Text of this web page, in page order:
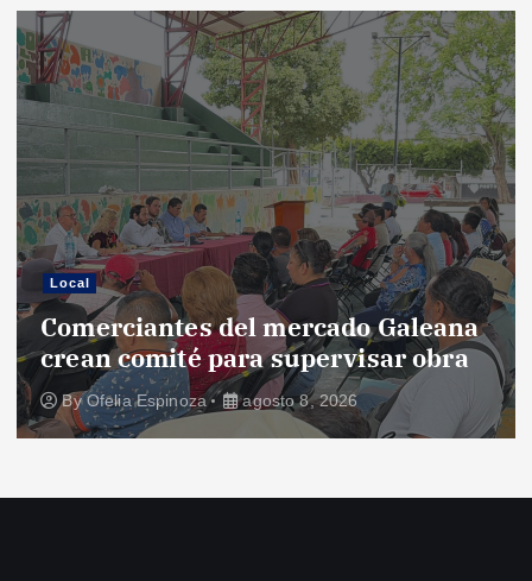
Local
Comerciantes del mercado Galeana
crean comité para supervisar obra
ByOfelia Espinoza agosto 8, 2026